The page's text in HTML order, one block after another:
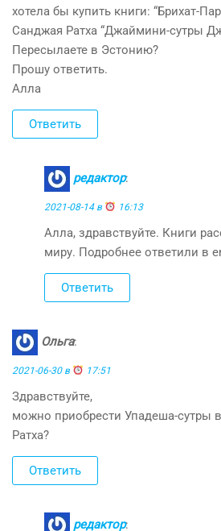
хотела бы купить книги: “Брихат-
Санджая Ратха “Джаймини-сутры
Пересылаете в Эстонию?
Прошу ответить.
Алла
Ответить
редактор:
2021-08-14 в 16:13
Алла, здравствуйте. Книги
миру. Подробнее ответили в
Ответить
Ольга:
2021-06-30 в 17:51
Здравствуйте,
можно приобрести Упадеша-сутры
Ратха?
Ответить
редактор: